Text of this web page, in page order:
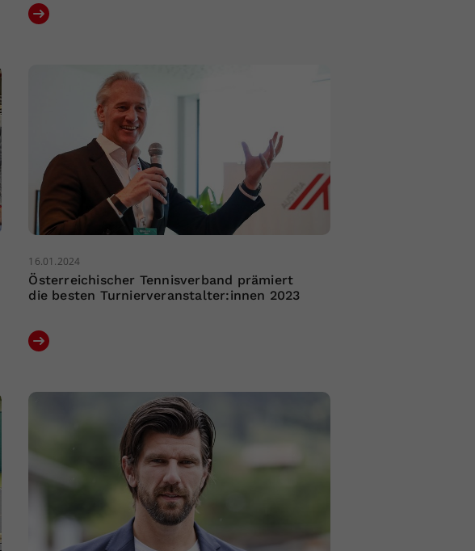
16.01.2024
Österreichischer Tennisverband prämiert
die besten Turnierveranstalter:innen 2023